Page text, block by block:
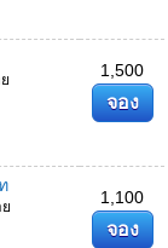
1,500
จอง
1,100
จอง